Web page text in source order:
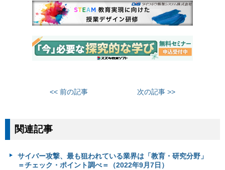
<< 前の記事 次の記事 >>
関連記事
サイバー攻撃、最も狙われている業界は「教育・研究分野」
＝チェック・ポイント調べ＝（2022年9月7日）